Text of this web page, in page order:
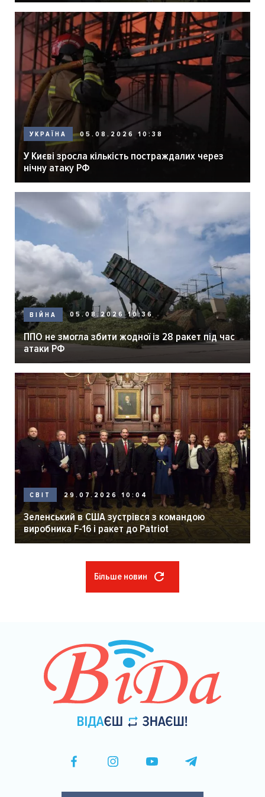
УКРАЇНА 05.08.2026 10:38
У Києві зросла кількість постраждалих через
нічну атаку РФ
ВІЙНА 05.08.2026 10:36
ППО не змогла збити жодної із 28 ракет під час
атаки РФ
СВІТ 29.07.2026 10:04
Зеленський в США зустрівся з командою
виробника F-16 і ракет до Patriot
Більше новин